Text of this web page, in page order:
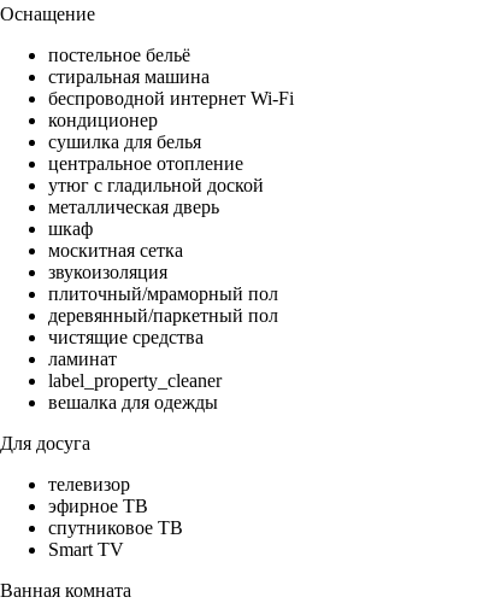
Оснащение
постельное бельё
стиральная машина
беспроводной интернет Wi-Fi
кондиционер
сушилка для белья
центральное отопление
утюг с гладильной доской
металлическая дверь
шкаф
москитная сетка
звукоизоляция
плиточный/мраморный пол
деревянный/паркетный пол
чистящие средства
ламинат
label_property_cleaner
вешалка для одежды
Для досуга
телевизор
эфирное ТВ
спутниковое ТВ
Smart TV
Ванная комната